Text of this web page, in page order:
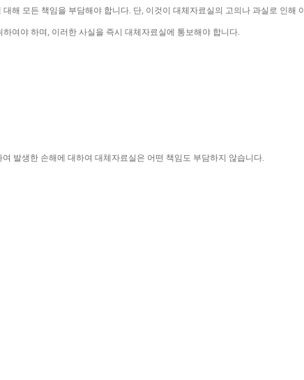
해 모든 책임을 부담해야 합니다. 단, 이것이 대체자료실의 고의나 과실로 인해
하여야 하며, 이러한 사실을 즉시 대체자료실에 통보해야 합니다.
발생한 손해에 대하여 대체자료실은 어떤 책임도 부담하지 않습니다.